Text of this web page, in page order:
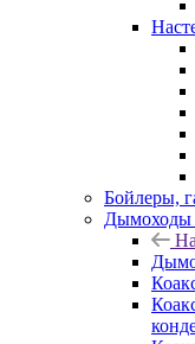
Бойлеры,
Дымоходы